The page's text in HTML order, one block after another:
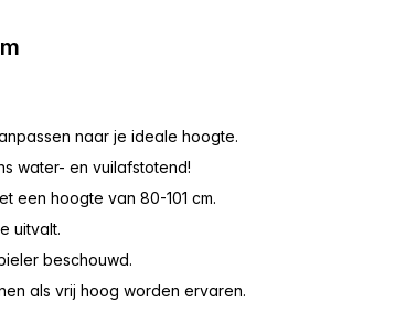
naar je ideale hoogte.
water- en vuilafstotend!
een hoogte van 80-101 cm.
uitvalt.
beschouwd.
als vrij hoog worden ervaren.